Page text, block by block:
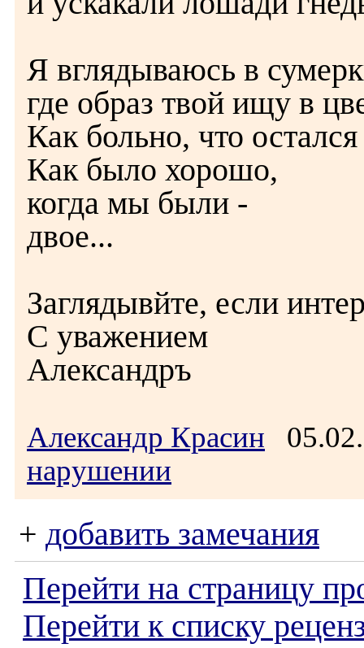
Я вглядываюсь в
где образ твой ищу в
Как больно, что
Как было хорошо,
когда мы были -
двое...
Заглядывйте, если
С уважением
Александръ
Александр Красин
нарушении
+ добавить замечания
Перейти на страницу
Перейти к списку